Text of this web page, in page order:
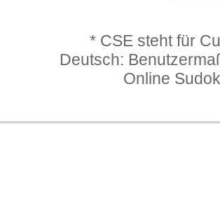
* CSE steht für
Deutsch:
Online